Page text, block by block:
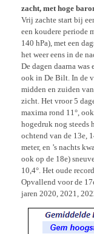
zacht, met hoge
Vrij zachte start bij
een koudere periode
140 hPa), met een
het weer eens in de
De dagen daarna
ook in De Bilt. In de
midden en zuiden
zicht. Het vroor 5
maxima rond 11°,
hogedruk nog steeds
ochtend van de 13e,
meter, en ’s nachts
ook op de 18e)
10,4°. Het oude
Opvallend voor de
jaren 2020, 2021,